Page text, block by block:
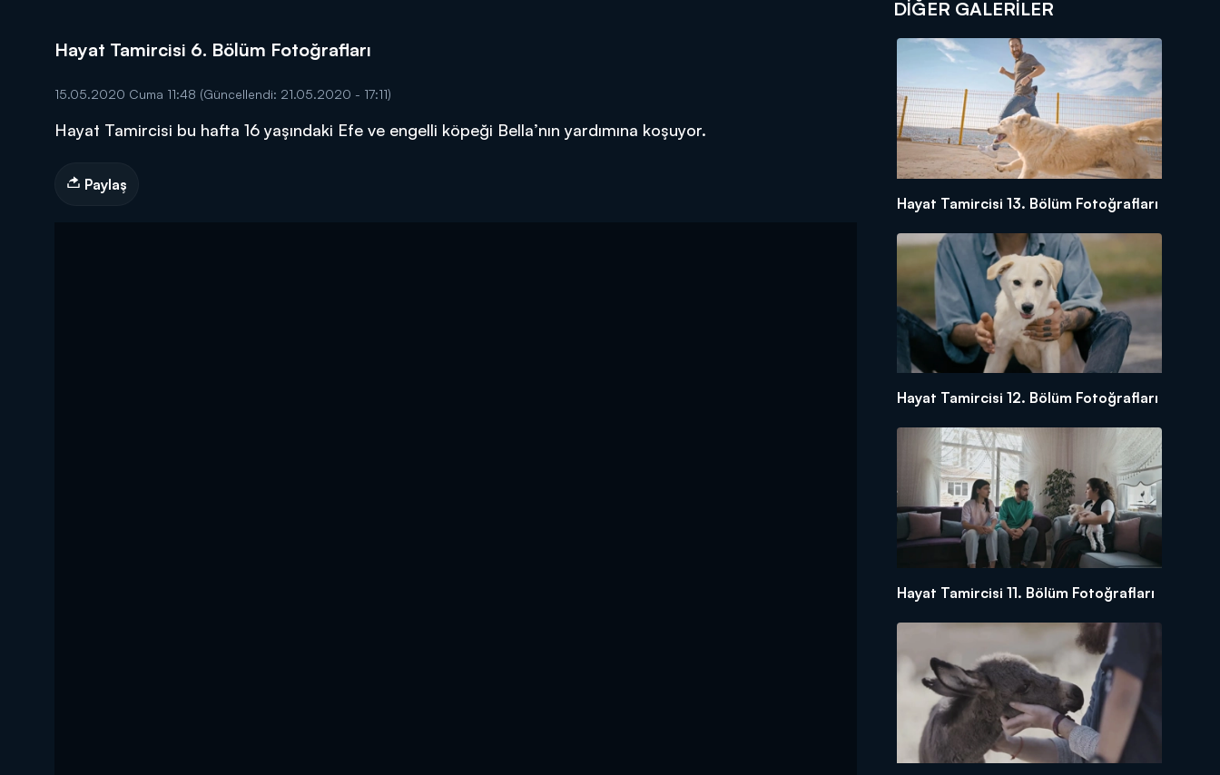
DİĞER SONUÇLAR
Hayat Tamircisi 6. Bölüm Fotoğrafları
15.05.2020 Cuma 11:48 (Güncellendi: 21.05.2020 - 17:11)
Hayat Tamircisi bu hafta 16 yaşındaki Efe ve engelli köpeği Bella’nın yardımına koşuyor.
Paylaş
DİĞER GALERİLER
Hayat Tamircisi 13. Bölüm Fotoğrafları
Hayat Tamircisi 12. Bölüm Fotoğrafları
Hayat Tamircisi 11. Bölüm Fotoğrafları